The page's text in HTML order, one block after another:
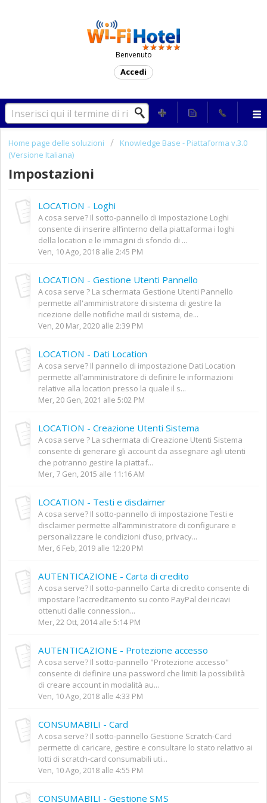
Benvenuto
Accedi
Home page delle soluzioni
Knowledge Base - Piattaforma v.3.0
(Versione Italiana)
Impostazioni
LOCATION - Loghi
A cosa serve? Il sotto-pannello di impostazione Loghi
consente di inserire all’interno della piattaforma i loghi
della location e le immagini di sfondo di ...
Ven, 10 Ago, 2018 alle 2:45 PM
LOCATION - Gestione Utenti Pannello
A cosa serve ? La schermata Gestione Utenti Pannello
permette all'amministratore di sistema di gestire la
ricezione delle notifiche mail di sistema, de...
Ven, 20 Mar, 2020 alle 2:39 PM
LOCATION - Dati Location
A cosa serve? Il pannello di impostazione Dati Location
permette all’amministratore di definire le informazioni
relative alla location presso la quale il s...
Mer, 20 Gen, 2021 alle 5:02 PM
LOCATION - Creazione Utenti Sistema
A cosa serve ? La schermata di Creazione Utenti Sistema
consente di generare gli account da assegnare agli utenti
che potranno gestire la piattaf...
Mer, 7 Gen, 2015 alle 11:16 AM
LOCATION - Testi e disclaimer
A cosa serve? Il sotto-pannello di impostazione Testi e
disclaimer permette all’amministratore di configurare e
personalizzare le condizioni d’uso, privacy...
Mer, 6 Feb, 2019 alle 12:20 PM
AUTENTICAZIONE - Carta di credito
A cosa serve? Il sotto-pannello Carta di credito consente di
impostare l’accreditamento su conto PayPal dei ricavi
ottenuti dalle connession...
Mer, 22 Ott, 2014 alle 5:14 PM
AUTENTICAZIONE - Protezione accesso
A cosa serve? Il sotto-pannello "Protezione accesso"
consente di definire una password che limiti la possibilità
di creare account in modalità au...
Ven, 10 Ago, 2018 alle 4:33 PM
CONSUMABILI - Card
A cosa serve? Il sotto-pannello Gestione Scratch-Card
permette di caricare, gestire e consultare lo stato relativo ai
lotti di scratch-card consumabili uti...
Ven, 10 Ago, 2018 alle 4:55 PM
CONSUMABILI - Gestione SMS